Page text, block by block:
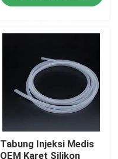
Tabung Injeksi Medis
OEM Karet Silikon